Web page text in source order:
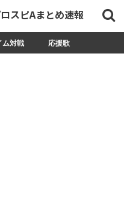
スピAまとめ速報
ム対戦 応援歌